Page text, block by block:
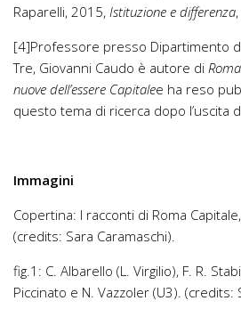
Raparelli, 2015, Istituzione e differenza
[4]Professore presso Dipartimento
Tre, Giovanni Caudo è autore di
nuove dell’essere Capitalee ha reso
questo tema di ricerca dopo l’uscita
Immagini
Copertina: I racconti di Roma Capitale
(credits: Sara Caramaschi).
fig.1: C. Albarello (L. Virgilio), F. R.
Piccinato e N. Vazzoler (U3). (credits: